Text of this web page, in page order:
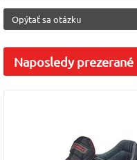
Opýtať sa otázku
Naposledyprezerané